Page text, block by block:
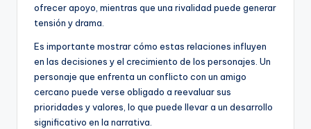
ofrecer apoyo, mientras que una rivalidad puede generar
tensión y drama.
Es importante mostrar cómo estas relaciones influyen
en las decisiones y el crecimiento de los personajes. Un
personaje que enfrenta un conflicto con un amigo
cercano puede verse obligado a reevaluar sus
prioridades y valores, lo que puede llevar a un desarrollo
significativo en la narrativa.